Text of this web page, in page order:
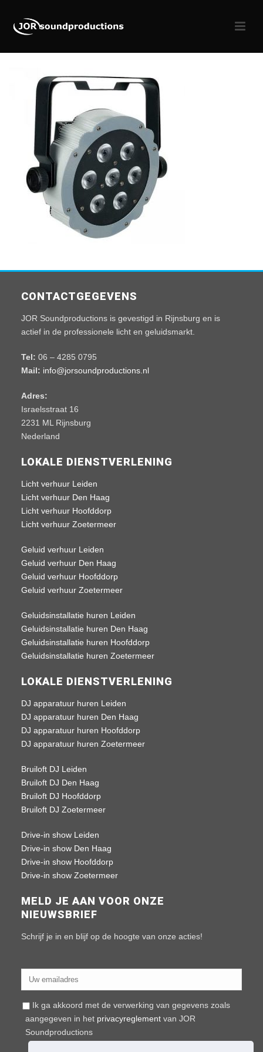
CONTACTGEGEVENS
JOR Soundproductions is gevestigd in Rijnsburg en is
actief in de professionele licht en geluidsmarkt.
Tel: 06 – 4285 0795
Mail: info@jorsoundproductions.nl
Adres:
Israelsstraat 16
2231 ML Rijnsburg
Nederland
LOKALE DIENSTVERLENING
Licht verhuur Leiden
Licht verhuur Den Haag
Licht verhuur Hoofddorp
Licht verhuur Zoetermeer
Geluid verhuur Leiden
Geluid verhuur Den Haag
Geluid verhuur Hoofddorp
Geluid verhuur Zoetermeer
Geluidsinstallatie huren Leiden
Geluidsinstallatie huren Den Haag
Geluidsinstallatie huren Hoofddorp
Geluidsinstallatie huren Zoetermeer
LOKALE DIENSTVERLENING
DJ apparatuur huren Leiden
DJ apparatuur huren Den Haag
DJ apparatuur huren Hoofddorp
DJ apparatuur huren Zoetermeer
Bruiloft DJ Leiden
Bruiloft DJ Den Haag
Bruiloft DJ Hoofddorp
Bruiloft DJ Zoetermeer
Drive-in show Leiden
Drive-in show Den Haag
Drive-in show Hoofddorp
Drive-in show Zoetermeer
MELD JE AAN VOOR ONZE
NIEUWSBRIEF
Schrijf je in en blijf op de hoogte van onze acties!
Ik ga akkoord met de verwerking van gegevens zoals
aangegeven in het privacyreglement van JOR
Soundproductions